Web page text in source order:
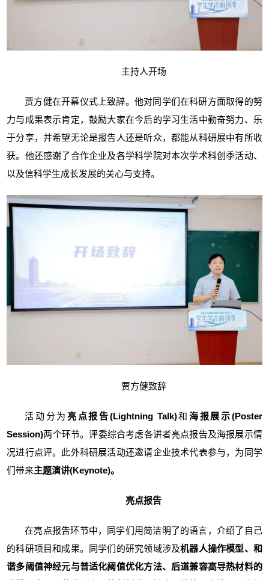
主持人开场
贾方健在开幕仪式上致辞。他对同学们在科研方面取得的努
力与成果表示肯定，鼓励大家在今后的学习生活中勤奋努力、乐
于分享，并希望无论是报告人还是听众，都能从科研展中有所收
获。他还感谢了合作企业及各学科学院对本次学术科创季活动、
以及信科学生成长发展的关心与支持。
贾方健致辞
活动分为亮点报告(Lightning Talk)和 海报展示(Poster
Session)两个环节。评委综合考虑各讲者亮点报告及海报展示情
况进行点评。此外科研展活动还邀请企业技术代表参与，为同学
们带来主题演讲(Keynote)。
亮点报告
在亮点报告环节中，同学们用简洁明了的语言，介绍了自己
的科研项目和成果。同学们的研究领域涉及机器人操作模型、和
谐多阈值神经元与普适化阈值优化方法、后道兼容高导热材料的